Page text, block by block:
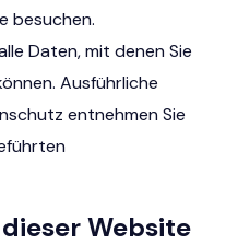
besuchen.
Daten, mit denen Sie
Ausführliche
entnehmen Sie
Website